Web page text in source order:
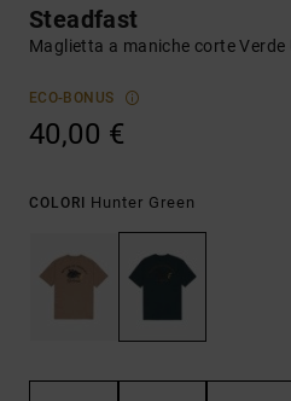
Steadfast
Maglietta a maniche corte Verde
ECO-BONUS
40,00 €
COLORI Hunter Green